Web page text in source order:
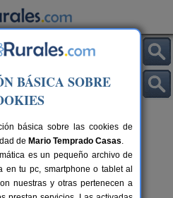
de El Entredicho
BÁSICA SOBRE
básica sobre las cookies de
de Mario Temprado Casas.
es un pequeño archivo de
en tu pc, smartphone o tablet al
nuestras y otras pertenecen a